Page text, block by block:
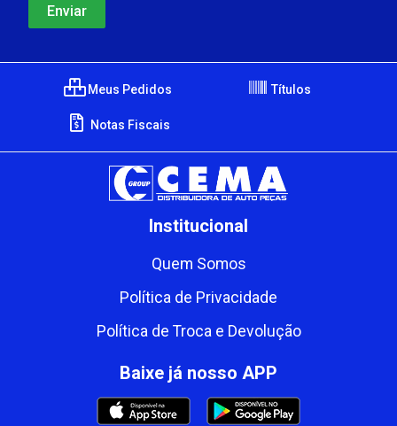
Meus Pedidos Títulos
Notas Fiscais
Institucional
Quem Somos
Política de Privacidade
Política de Troca e Devolução
Baixe já nosso APP